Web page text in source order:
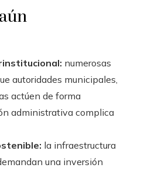
numerosas
autoridades municipales,
actúen de forma
administrativa complica
la infraestructura
una inversión